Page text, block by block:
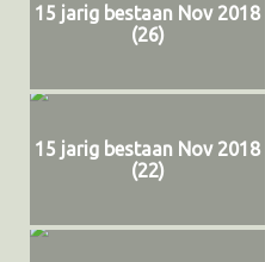
15 jarig bestaan Nov 2018
(26)
15 jarig bestaan Nov 2018
(22)